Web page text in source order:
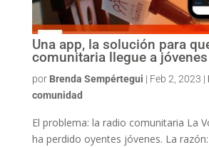
Una app, la solución para
comunitaria llegue a jóvenes
por Brenda Sempértegui | Feb 2, 2023 |
comunidad
El problema: la radio comunitaria La
ha perdido oyentes jóvenes. La